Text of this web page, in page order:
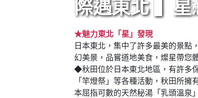
際遇東北 ▍星
★魅力東北「星」發現
日本東北，集中了許多最美的景點
幻美景，品嘗道地美食，燦星帶您
◆秋田位於日本東北地區，有許多
「竿燈祭」等各種活動，秋田所
本屈指可數的天然秘湯「乳頭溫泉